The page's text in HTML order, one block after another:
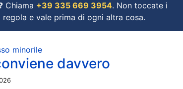
Chiama +39 335 669 3954. Non toccate i
e vale prima di ogni altra cosa.
minorile
davvero